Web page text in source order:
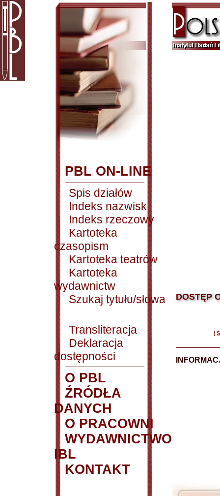
PBL ON-LINE
Spis działów
Indeks nazwisk
Indeks rzeczowy
Kartoteka
czasopism
Kartoteka teatrów
Kartoteka
wydawnictw
Szukaj tytułu/słowa
Transliteracja
Deklaracja
dostępności
O PBL
ŹRÓDŁA
DANYCH
O PRACOWNI
WYDAWNICTWO
IBL
KONTAKT
DOSTĘP
|